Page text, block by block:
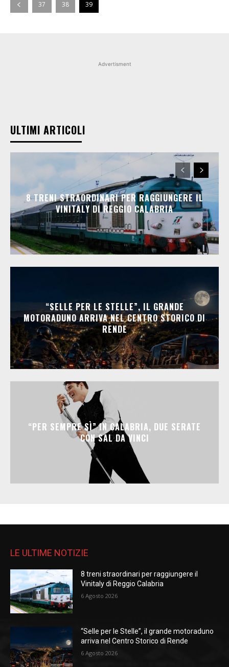
37 38 39
Advertisment
ULTIMI ARTICOLI
8 TRENI STRAORDINARI PER RAGGIUNGERE IL
VINITALY DI REGGIO CALABRIA
“SELLE PER LE STELLE”, IL GRANDE
MOTORADUNO ARRIVA NEL CENTRO STORICO DI
RENDE
“PER SEMPRE SÌ” IN CALABRIA, DUE SERATE
CON SAL DA VINCI
LE ULTIME NOTIZIE
8 treni straordinari per raggiungere il
Vinitaly di Reggio Calabria
6 Agosto 2026
“Selle per le Stelle”, il grande motoraduno
arriva nel Centro Storico di Rende
6 Agosto 2026